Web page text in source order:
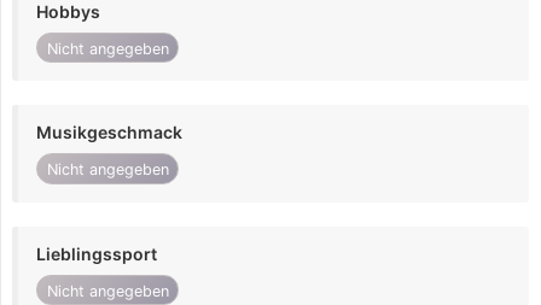
Hobbys
Nicht angegeben
Musikgeschmack
Nicht angegeben
Lieblingssport
Nicht angegeben